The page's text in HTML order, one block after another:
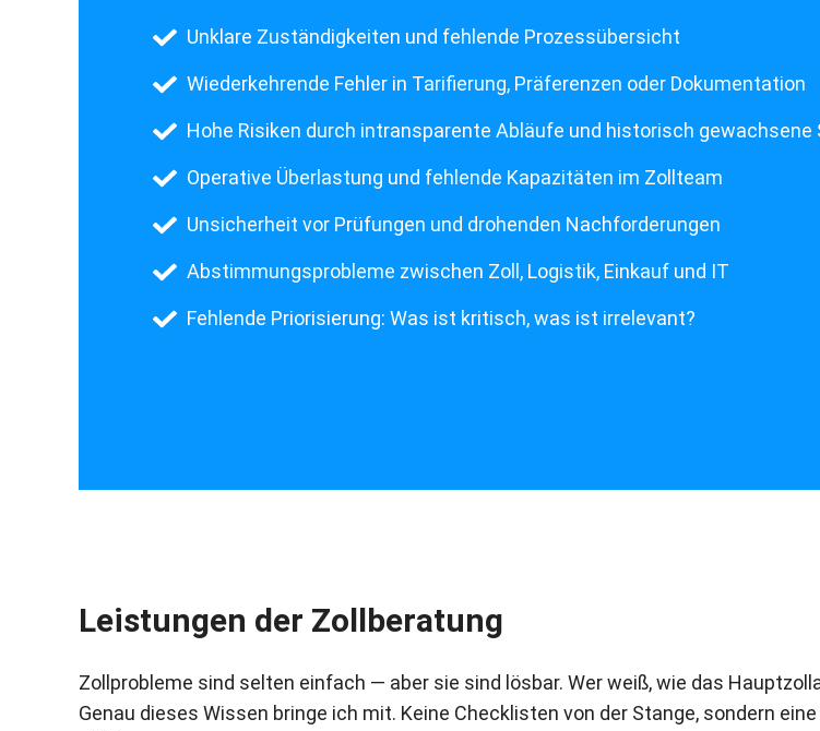
Unklare Zuständigkeiten und fehlende Prozessübersicht
Wiederkehrende Fehler in Tarifierung, Präferenzen oder Dokumentation
Hohe Risiken durch intransparente Abläufe und historisch gewachsene
Operative Überlastung und fehlende Kapazitäten im Zollteam
Unsicherheit vor Prüfungen und drohenden Nachforderungen
Abstimmungsprobleme zwischen Zoll, Logistik, Einkauf und IT
Fehlende Priorisierung: Was ist kritisch, was ist irrelevant?
Leistungen der Zollberatung
Zollprobleme sind selten einfach — aber sie sind lösbar. Wer weiß, wie das
Genau dieses Wissen bringe ich mit. Keine Checklisten von der Stange, sondern